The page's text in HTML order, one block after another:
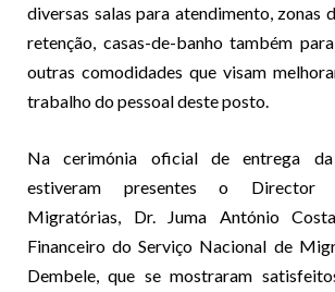
diversas salas para atendimento, zonas
retenção, casas-de-banho também
outras comodidades que visam
trabalho do pessoal deste posto.
Na cerimónia oficial de entrega da
estiveram presentes o Director
Migratórias, Dr. Juma António
Financeiro do Serviço Nacional de
Dembele, que se mostraram